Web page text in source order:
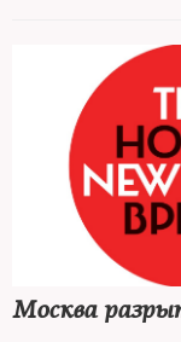
Москва